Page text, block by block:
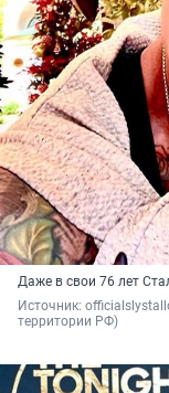
Даже в свои 76 лет
Источник:
территории РФ)